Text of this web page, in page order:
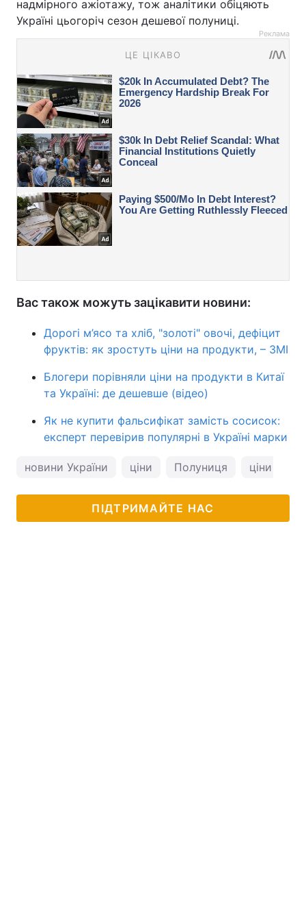
надмірного ажіотажу, тож аналітики обіцяють
Україні цьогоріч сезон дешевої полуниці.
Реклама
Вас також можуть зацікавити новини:
Дорогі м’ясо та хліб, "золоті" овочі, дефіцит
фруктів: як зростуть ціни на продукти, – ЗМІ
Блогери порівняли ціни на продукти в Китаї
та Україні: де дешевше (відео)
Як не купити фальсифікат замість сосисок:
експерт перевірив популярні в Україні марки
новини України ціни Полуниця ціни на
ПІДТРИМАЙТЕ НАС